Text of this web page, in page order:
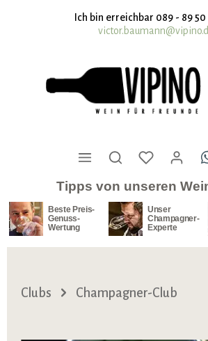
springenIch bin erreichbar 089 - 89 50
Tipps von unseren
Beste Preis-
Genuss-
Wertung
Unser
Champagner-
Experte
Clubs Champagner-Club